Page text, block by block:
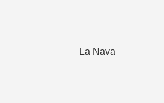
La Nava